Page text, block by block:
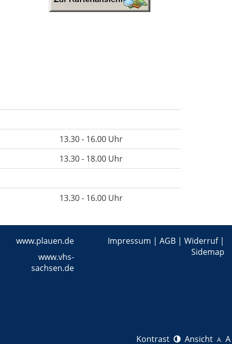
13.30 - 16.00 Uhr
13.30 - 18.00 Uhr
13.30 - 16.00 Uhr
www.plauen.de
www.vhs-
sachsen.de
Impressum | AGB| Widerruf|
Sidemap
Kontrast Ansicht A A